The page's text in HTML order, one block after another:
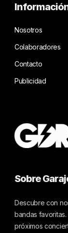
Nosotros
Colaboradores
Contacto
Publicidad
Sobre
Descubre con
bandas favoritas.
próximos